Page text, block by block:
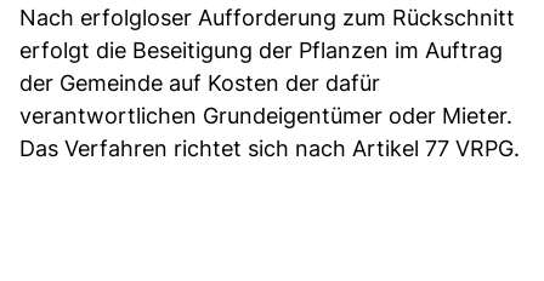
Nach erfolgloser Aufforderung zum Rückschnitt
erfolgt die Beseitigung der Pflanzen im Auftrag
der Gemeinde auf Kosten der dafür
verantwortlichen Grundeigentümer oder Mieter.
Das Verfahren richtet sich nach Artikel 77 VRPG.